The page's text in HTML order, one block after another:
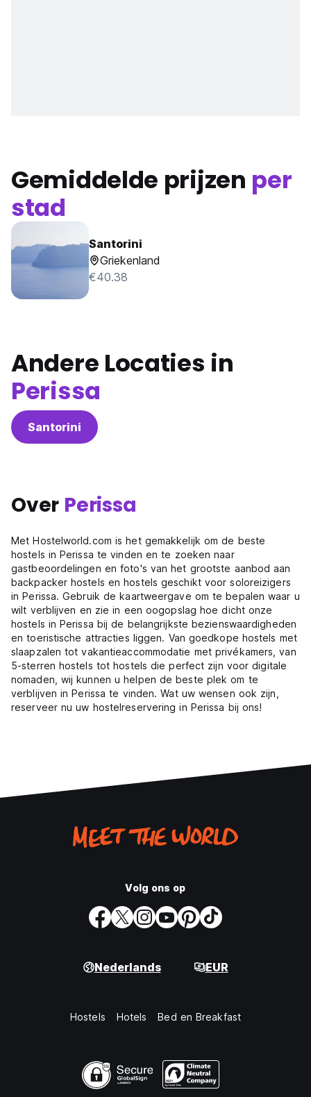
Gemiddelde prijzen per
stad
Santorini
Griekenland
€40.38
Andere Locaties in
Perissa
Santorini
Over Perissa
Met Hostelworld.com is het gemakkelijk om de beste
hostels in Perissa te vinden en te zoeken naar
gastbeoordelingen en foto's van het grootste aanbod aan
backpacker hostels en hostels geschikt voor soloreizigers
in Perissa. Gebruik de kaartweergave om te bepalen waar u
wilt verblijven en zie in een oogopslag hoe dicht onze
hostels in Perissa bij de belangrijkste bezienswaardigheden
en toeristische attracties liggen. Van goedkope hostels met
slaapzalen tot vakantieaccommodatie met privékamers, van
5-sterren hostels tot hostels die perfect zijn voor digitale
nomaden, wij kunnen u helpen de beste plek om te
verblijven in Perissa te vinden. Wat uw wensen ook zijn,
reserveer nu uw hostelreservering in Perissa bij ons!
Volg ons op
Nederlands EUR
Hostels Hotels Bed en Breakfast